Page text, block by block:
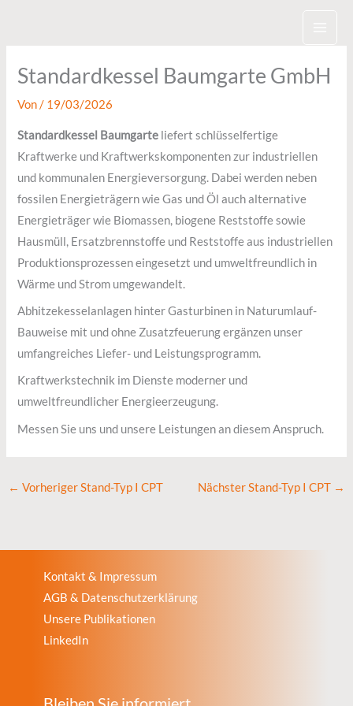
Standardkessel Baumgarte GmbH
Von/ 19/03/2026
Standardkessel Baumgarte liefert schlüsselfertige
Kraftwerke und Kraftwerkskomponenten zur industriellen
und kommunalen Energieversorgung. Dabei werden neben
fossilen Energieträgern wie Gas und Öl auch alternative
Energieträger wie Biomassen, biogene Reststoffe sowie
Hausmüll, Ersatzbrennstoffe und Reststoffe aus industriellen
Produktionsprozessen eingesetzt und umweltfreundlich in
Wärme und Strom umgewandelt.
Abhitzekesselanlagen hinter Gasturbinen in Naturumlauf-
Bauweise mit und ohne Zusatzfeuerung ergänzen unser
umfangreiches Liefer- und Leistungsprogramm.
Kraftwerkstechnik im Dienste moderner und
umweltfreundlicher Energieerzeugung.
Messen Sie uns und unsere Leistungen an diesem Anspruch.
← Vorheriger Stand-Typ I CPT Nächster Stand-Typ I CPT →
Kontakt & Impressum
AGB & Datenschutzerklärung
Unsere Publikationen
LinkedIn